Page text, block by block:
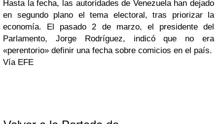
Hasta la fecha, las autoridades de Venezuela han dejado
en segundo plano el tema electoral, tras priorizar la
economía. El pasado 2 de marzo, el presidente del
Parlamento, Jorge Rodríguez, indicó que no era
«perentorio» definir una fecha sobre comicios en el país.
Vía EFE